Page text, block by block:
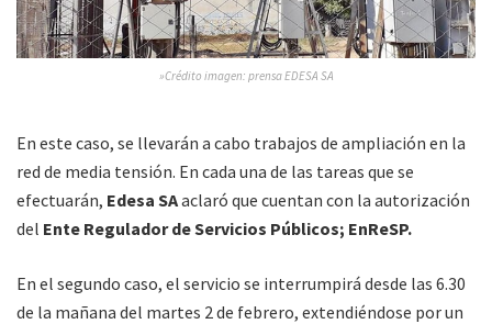
»Crédito imagen: prensa EDESA SA
En este caso, se llevarán a cabo trabajos de ampliación en la
red de media tensión. En cada una de las tareas que se
efectuarán, Edesa SAaclaró que cuentan con la autorización
del Ente Regulador de Servicios Públicos; EnReSP.
En el segundo caso, el servicio se interrumpirá desde las 6.30
de la mañana del martes 2 de febrero, extendiéndose por un